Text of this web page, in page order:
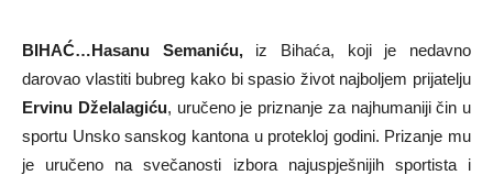
BIHAĆ…Hasanu Semaniću,iz Bihaća, koji je nedavno
darovao vlastiti bubreg kako bi spasio život najboljem prijatelju
Ervinu Dželalagiću, uručeno je priznanje za najhumaniji čin u
sportu Unsko sanskog kantona u protekloj godini. Prizanje mu
je uručeno na svečanosti izbora najuspješnijih sportista i